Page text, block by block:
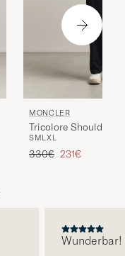
MONCLER
Tricolore Shoulder
SMLXL
Regulärer Preis
330€ Reduzierter
231€
Wunderbar!